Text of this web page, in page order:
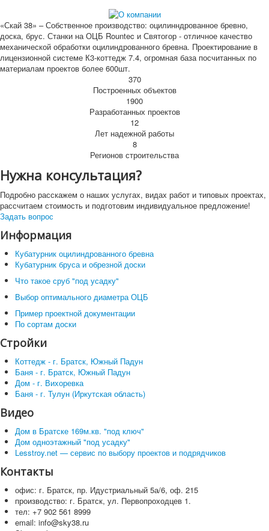
«Скай 38» – Собственное производство: оцилинндрованное бревно,
доска, брус. Станки на ОЦБ Rountec и Святогор - отличное качество
механической обработки оцилиндрованного бревна. Проектирование в
лицензионной системе К3-коттедж 7.4, огромная база посчитанных по
материалам проектов более 600шт.
370
Построенных объектов
1900
Разработанных проектов
12
Лет надежной работы
8
Регионов строительства
Нужна консультация?
Подробно расскажем о наших услугах, видах работ и типовых проектах,
рассчитаем стоимость и подготовим индивидуальное предложение!
Задать вопрос
Информация
Кубатурник оцилиндрованного бревна
Кубатурник бруса и обрезной доски
Что такое сруб "под усадку"
Выбор оптимального диаметра ОЦБ
Пример проектной документации
По сортам доски
Стройки
Коттедж - г. Братск, Южный Падун
Баня - г. Братск, Южный Падун
Дом - г. Вихоревка
Баня - г. Тулун (Иркутская область)
Видео
Дом в Братске 169м.кв. "под ключ"
Дом одноэтажный "под усадку"
Lesstroy.net — сервис по выбору проектов и подрядчиков
Контакты
офис: г. Братск, пр. Идустриальный 5а/6, оф. 215
производство: г. Братск, ул. Первопроходцев 1.
тел: +7 902 561 8999
email: info@sky38.ru